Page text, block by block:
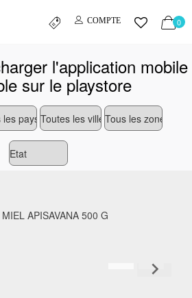
COMPTE 0
l'application mobile
sur le playstore
MIEL APISAVANA 500 G